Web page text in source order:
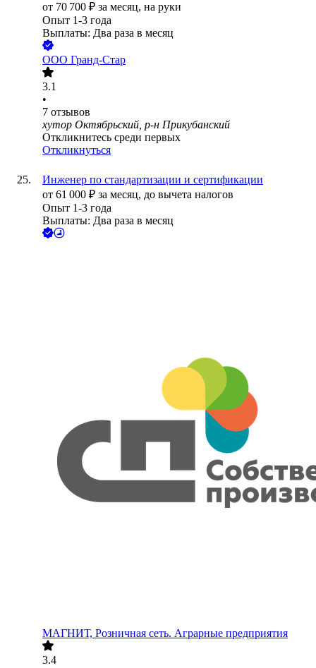
от 70 700 ₽ за месяц, на руки
Опыт 1-3 года
Выплаты: Два раза в месяц
ООО Гранд-Стар
3.1
•
7 отзывов
хутор Октябрьский, р-н Прикубанский
Откликнитесь среди первых
Откликнуться
Инженер по стандартизации и сертификации
от 61 000 ₽ за месяц, до вычета налогов
Опыт 1-3 года
Выплаты: Два раза в месяц
МАГНИТ, Розничная сеть. Аграрные предприятия
3.4